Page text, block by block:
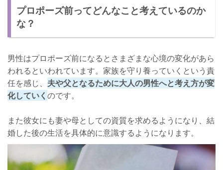
仕事の節目に決意
貯金が目標額に達したら決意
プロポーズ前ってどんなこと考えているのか
な？
男性はプロポーズ前になるとさまざまな心境の変化があら
われるといわれています。家族を守り養っていくという責
任を感じ、 夫や父となるために大人の男性へと考え方が変
化していく のです。
また彼女にも妻や母としての資質を求めるようになり、結
婚した後の生活を具体的に意識するようになります。